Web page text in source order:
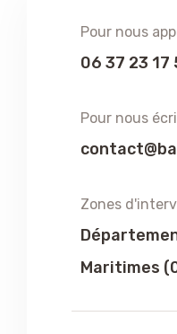
Pour nous
06 37 23 17
Pour nous
Zones
Maritimes